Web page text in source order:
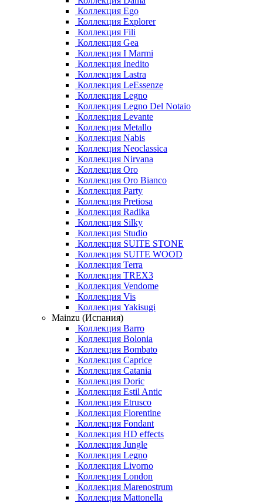
Коллекция Ego
Коллекция Explorer
Коллекция Fili
Коллекция Gea
Коллекция I Marmi
Коллекция Inedito
Коллекция Lastra
Коллекция LeEssenze
Коллекция Legno
Коллекция Legno Del Notaio
Коллекция Levante
Коллекция Metallo
Коллекция Nabis
Коллекция Neoclassica
Коллекция Nirvana
Коллекция Oro
Коллекция Oro Bianco
Коллекция Party
Коллекция Pretiosa
Коллекция Radika
Коллекция Silky
Коллекция Studio
Коллекция SUITE STONE
Коллекция SUITE WOOD
Коллекция Terra
Коллекция TREX3
Коллекция Vendome
Коллекция Vis
Коллекция Yakisugi
Mainzu (Испания)
Коллекция Barro
Коллекция Bolonia
Коллекция Bombato
Коллекция Caprice
Коллекция Catania
Коллекция Doric
Коллекция Estil Antic
Коллекция Etrusco
Коллекция Florentine
Коллекция Fondant
Коллекция HD effects
Коллекция Jungle
Коллекция Legno
Коллекция Livorno
Коллекция London
Коллекция Marenostrum
Коллекция Mattonella